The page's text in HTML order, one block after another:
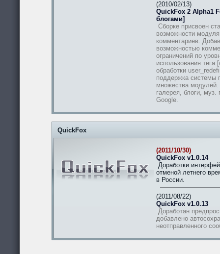
(2010/02/13)
QuickFox 2 Alpha1
блогами]
Сборке присвоен
возможности
комментариев.
возможностью
ограничений по
использования тега
обработки
поддержка системы
множества
галерея, блоги, муз.
Google.
QuickFox
(2011/10/30)
QuickFox v1.0.14
Доработки
отменой летнего
в России.
(2011/08/22)
QuickFox v1.0.13
Доработан
добавлено
неотправленного